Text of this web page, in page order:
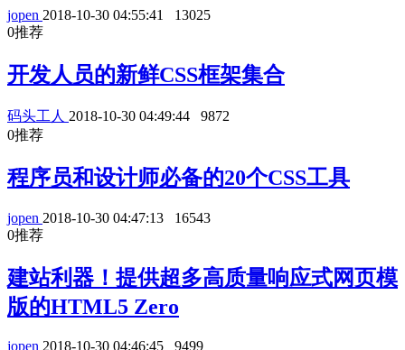
jopen 2018-10-30 04:55:41
13025
0推荐
开发人员的新鲜CSS框架集合
码头工人 2018-10-30 04:49:44
9872
0推荐
程序员和设计师必备的20个CSS工具
jopen 2018-10-30 04:47:13
16543
0推荐
建站利器！提供超多高质量响应式网页模
版的HTML5 Zero
jopen 2018-10-30 04:46:45
9499